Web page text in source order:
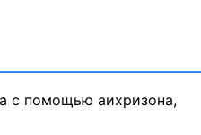
с помощью аихризона,